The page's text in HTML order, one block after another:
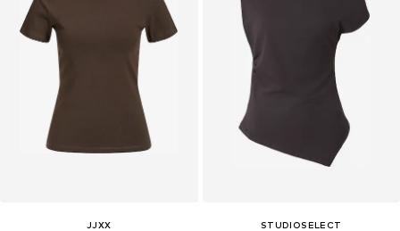
JJXX
STUDIOSELECT